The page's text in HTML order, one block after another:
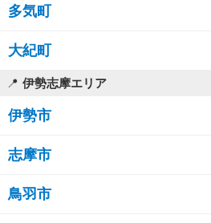
多気町
大紀町
伊勢志摩エリア
伊勢市
志摩市
鳥羽市